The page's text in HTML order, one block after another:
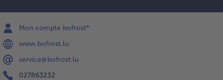
Mon compte bofrost*
www.bofrost.lu
service@bofrost.lu
027863232